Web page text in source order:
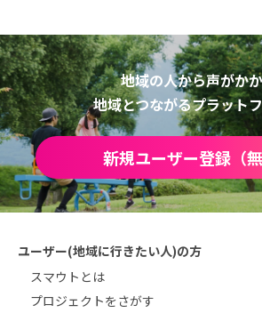
地域の人から声がか
地域とつながるプラット
新規ユーザー登録（無
ユーザー(地域に行きたい人)の方
スマウトとは
プロジェクトをさがす